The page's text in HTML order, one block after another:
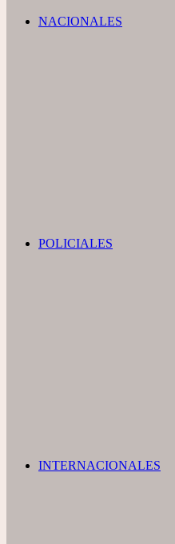
NACIONALES
POLICIALES
INTERNACIONALES